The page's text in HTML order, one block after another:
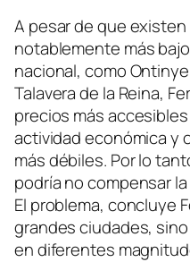
A pesar de que
notablemente más
nacional, como
Talavera de la Reina,
precios más
actividad económica y
más débiles. Por lo
podría no compensar
El problema, concluye
grandes ciudades,
en diferentes